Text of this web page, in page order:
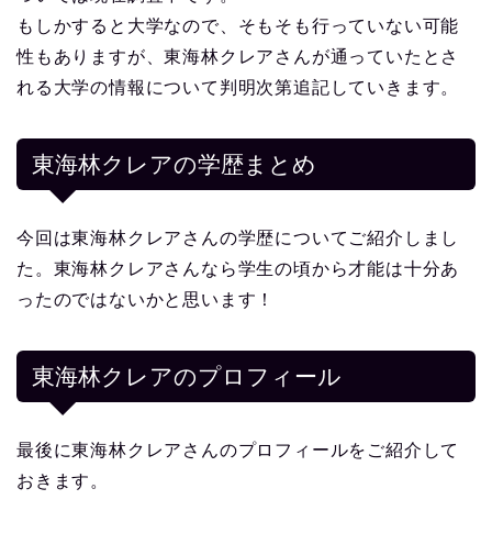
もしかすると大学なので、そもそも行っていない可能
性もありますが、東海林クレアさんが通っていたとさ
れる大学の情報について判明次第追記していきます。
東海林クレアの学歴まとめ
今回は東海林クレアさんの学歴についてご紹介しまし
た。東海林クレアさんなら学生の頃から才能は十分あ
ったのではないかと思います！
東海林クレアのプロフィール
最後に東海林クレアさんのプロフィールをご紹介して
おきます。